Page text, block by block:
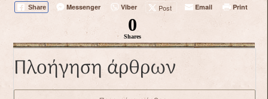
Share Messenger Viber Post Email Print
0
Shares
Πλοήγηση άρθρων